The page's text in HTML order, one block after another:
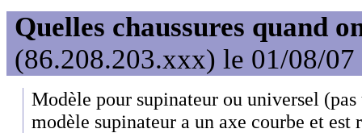
Quelles chaussures quand
(86.208.203.xxx) le 01/08/07
Modèle pour supinateur ou universel
modèle supinateur a un axe courbe et est